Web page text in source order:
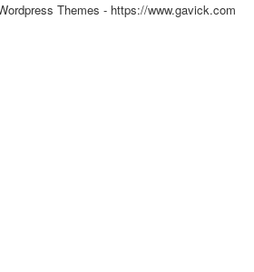
Themes - https://www.gavick.com